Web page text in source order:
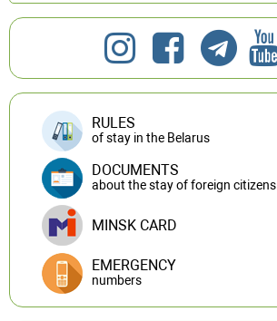
RULES
of stay in the Belarus
DOCUMENTS
about the stay of foreign citizens
MINSK CARD
EMERGENCY
numbers